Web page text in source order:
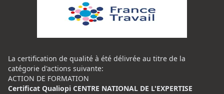
La certification de qualité à été délivrée au titre de la
catégorie d'actions suivante:
ACTION DE FORMATION
Certificat Qualiopi CENTRE NATIONAL DE L'EXPERTISE